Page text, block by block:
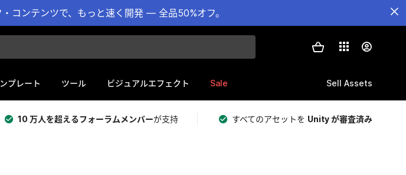
コンテンツで、もっと速く開発 — 全品50%オフ。
プレート ツール ビジュアルエフェクト Sale Sell Assets
10 万人を超えるフォーラムメンバーが支持 すべてのアセットを Unity が審査済み